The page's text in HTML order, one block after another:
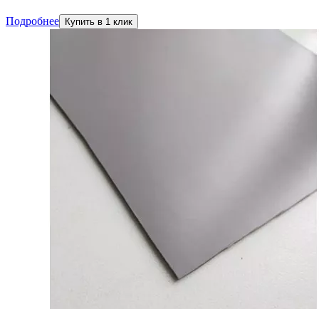
Подробнее Купить в 1 клик